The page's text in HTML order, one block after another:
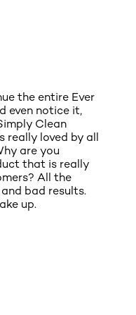
the entire Ever
even notice it,
Clean
really loved by all
are you
that is really
All the
bad results.
up.